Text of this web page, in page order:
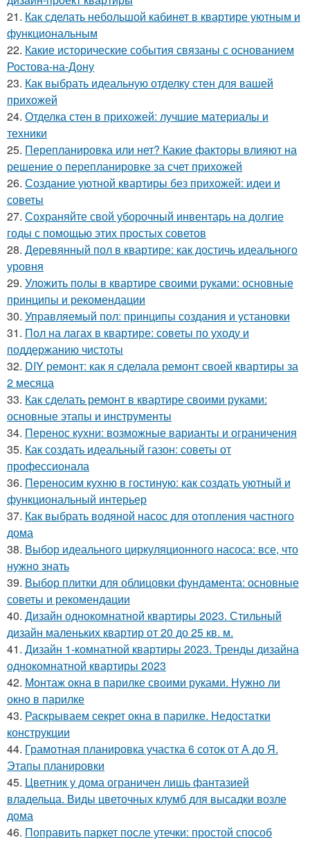
21. Как сделать небольшой кабинет в квартире уютным и
функциональным
22. Какие исторические события связаны с основанием
Ростова-на-Дону
23. Как выбрать идеальную отделку стен для вашей
прихожей
24. Отделка стен в прихожей: лучшие материалы и
техники
25. Перепланировка или нет? Какие факторы влияют на
решение о перепланировке за счет прихожей
26. Создание уютной квартиры без прихожей: идеи и
советы
27. Сохраняйте свой уборочный инвентарь на долгие
годы с помощью этих простых советов
28. Деревянный пол в квартире: как достичь идеального
уровня
29. Уложить полы в квартире своими руками: основные
принципы и рекомендации
30. Управляемый пол: принципы создания и установки
31. Пол на лагах в квартире: советы по уходу и
поддержанию чистоты
32. DIY ремонт: как я сделала ремонт своей квартиры за
2 месяца
33. Как сделать ремонт в квартире своими руками:
основные этапы и инструменты
34. Перенос кухни: возможные варианты и ограничения
35. Как создать идеальный газон: советы от
профессионала
36. Переносим кухню в гостиную: как создать уютный и
функциональный интерьер
37. Как выбрать водяной насос для отопления частного
дома
38. Выбор идеального циркуляционного насоса: все, что
нужно знать
39. Выбор плитки для облицовки фундамента: основные
советы и рекомендации
40. Дизайн однокомнатной квартиры 2023. Стильный
дизайн маленьких квартир от 20 до 25 кв. м.
41. Дизайн 1-комнатной квартиры 2023. Тренды дизайна
однокомнатной квартиры 2023
42. Монтаж окна в парилке своими руками. Нужно ли
окно в парилке
43. Раскрываем секрет окна в парилке. Недостатки
конструкции
44. Грамотная планировка участка 6 соток от А до Я.
Этапы планировки
45. Цветник у дома ограничен лишь фантазией
владельца. Виды цветочных клумб для высадки возле
дома
46. Поправить паркет после утечки: простой способ